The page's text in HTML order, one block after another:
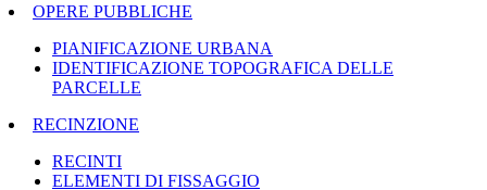
OPERE PUBBLICHE
PIANIFICAZIONE URBANA
IDENTIFICAZIONE TOPOGRAFICA DELLE
PARCELLE
RECINZIONE
RECINTI
ELEMENTI DI FISSAGGIO